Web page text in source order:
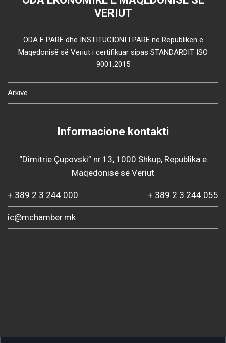
VERIUT
ODA E PARË dhe INSTITUCIONI I PARË në Republikën e
Maqedonisë së Veriut i certifikuar sipas STANDARDIT ISO
9001:2015
Arkivë
Informacione kontakti
“Dimitrie Çupovski” nr.13, 1000 Shkup, Republika e
Maqedonisë së Veriut
+ 389 2 3 244 000 + 389 2 3 244 055
ic@mchamber.mk